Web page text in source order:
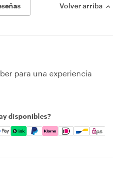
Volver arriba
para una experiencia
disponibles?
Discover, Apple Pay, Google